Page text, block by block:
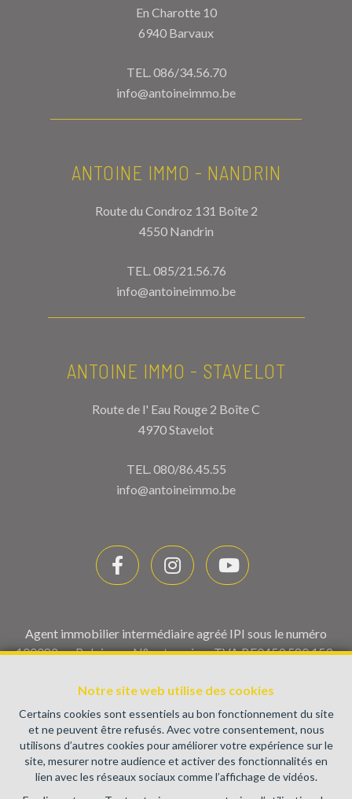
Notre site web utilise des cookies
Certains cookies sont essentiels au bon fonctionnement du site
et ne peuvent être refusés. Avec votre consentement, nous
utilisons d’autres cookies pour améliorer votre expérience sur le
site, mesurer notre audience et activer des fonctionnalités en
lien avec les réseaux sociaux comme l’affichage de vidéos.
En Charotte 10
6940 Barvaux
TEL.086/34.56.70
info@antoineimmo.be
ANTOINE IMMO - NANDRIN
Route du Condroz 131 Boîte 2
4550 Nandrin
TEL.085/21.56.76
info@antoineimmo.be
ANTOINE IMMO - STAVELOT
Route de l' Eau Rouge 2 Boîte C
4970 Stavelot
TEL.080/86.45.55
info@antoineimmo.be
Agent immobilier intermédiaire agréé IPI sous le numéro
100082 en Belgique - N° entreprise : TVA BE0459.580.159-
immobiliers, rue du Luxembourg 16B, 1000 Bruxelles (+32 2
505 38 50 - info@ipi.be) - Soumis aucode déontologique de l’
IPI
RC professionnelle et cautionnement via AXA Belgium SA,
Place du Trône 1, 1000 Bruxelles – police n° 730.390.160.
Couverture valable pour les activités réalisées en Belgique